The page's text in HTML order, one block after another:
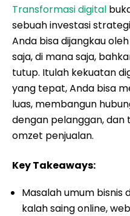
Transformasi digital
sebuah investasi
Anda bisa dijangkau
saja, di mana saja,
tutup. Itulah kekuatan
yang tepat, Anda bisa
luas, membangun
dengan pelanggan, dan
omzet penjualan.
Key Takeaways:
Masalah umum bisnis
kalah saing online,